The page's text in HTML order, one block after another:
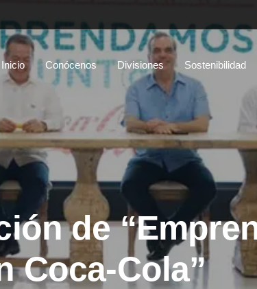
Inicio Conócenos Divisiones Sostenibilidad
de
Coca-Cola”